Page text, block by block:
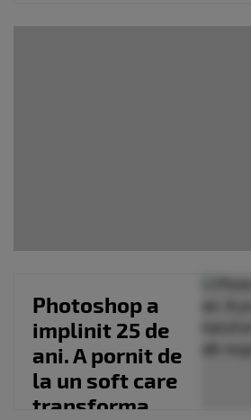
Photoshop a
implinit 25 de
ani. A pornit de
la un soft care
transforma